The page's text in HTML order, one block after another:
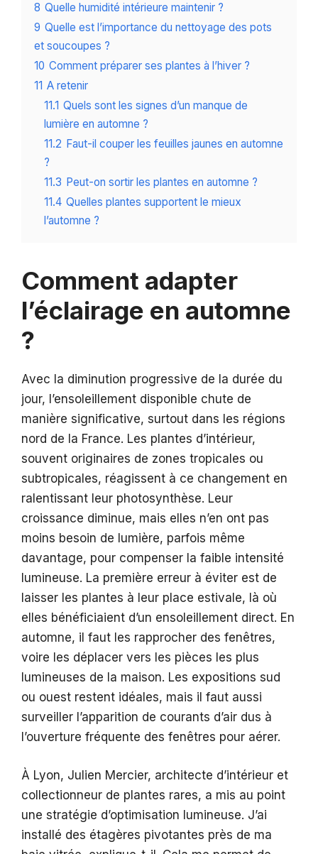
8 Quelle humidité intérieure maintenir ?
9 Quelle est l’importance du nettoyage des pots
et soucoupes ?
10 Comment préparer ses plantes à l’hiver ?
11 A retenir
11.1 Quels sont les signes d’un manque de
lumière en automne ?
11.2 Faut-il couper les feuilles jaunes en automne
?
11.3 Peut-on sortir les plantes en automne ?
11.4 Quelles plantes supportent le mieux
l’automne ?
Comment adapter
l’éclairage en automne
?
Avec la diminution progressive de la durée du
jour, l’ensoleillement disponible chute de
manière significative, surtout dans les régions
nord de la France. Les plantes d’intérieur,
souvent originaires de zones tropicales ou
subtropicales, réagissent à ce changement en
ralentissant leur photosynthèse. Leur
croissance diminue, mais elles n’en ont pas
moins besoin de lumière, parfois même
davantage, pour compenser la faible intensité
lumineuse. La première erreur à éviter est de
laisser les plantes à leur place estivale, là où
elles bénéficiaient d’un ensoleillement direct. En
automne, il faut les rapprocher des fenêtres,
voire les déplacer vers les pièces les plus
lumineuses de la maison. Les expositions sud
ou ouest restent idéales, mais il faut aussi
surveiller l’apparition de courants d’air dus à
l’ouverture fréquente des fenêtres pour aérer.
À Lyon, Julien Mercier, architecte d’intérieur et
collectionneur de plantes rares, a mis au point
une stratégie d’optimisation lumineuse. J’ai
installé des étagères pivotantes près de ma